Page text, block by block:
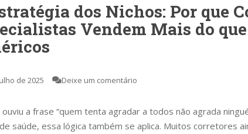
dos Nichos: Por que
Vendem Mais do
de 2025 Deixe um comentário
ouviu a frase “quem tenta agradar a todos não agrada
saúde, essa lógica também se aplica. Muitos corretores